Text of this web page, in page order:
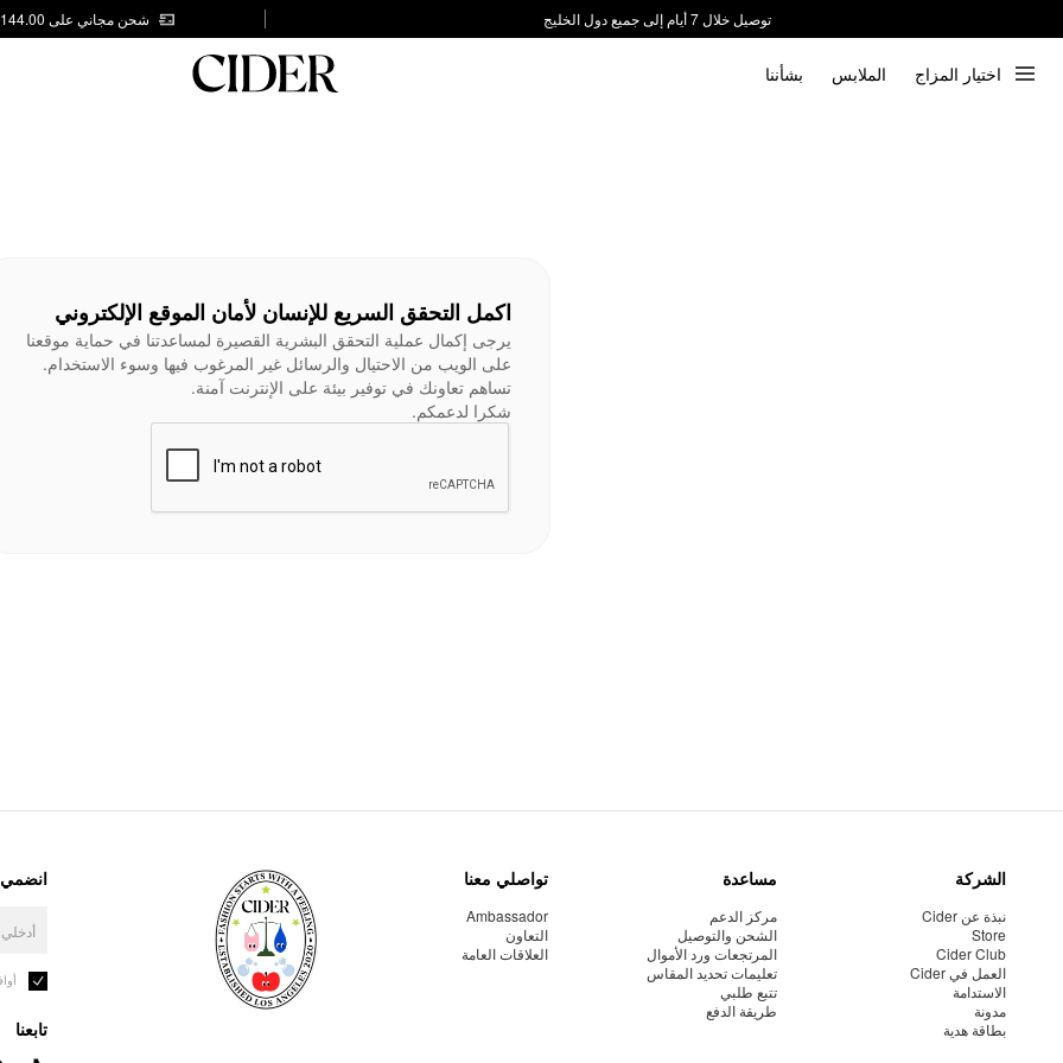
توصيل خلال 7 أيام إلى جميع دول الخليج
شحن مجاني على AED 144.00
اختيار المزاج الملابس بشأننا
اكمل التحقق السريع للإنسان لأمان الموقع الإلكتروني
يرجى إكمال عملية التحقق البشرية القصيرة لمساعدتنا في حماية موقعنا
على الويب من الاحتيال والرسائل غير المرغوب فيها وسوء الاستخدام.
تساهم تعاونك في توفير بيئة على الإنترنت آمنة.
شكرا لدعمكم.
الشركة
نبذة عن Cider
Store
Cider Club
العمل في Cider
الاستدامة
مدونة
بطاقة هدية
مساعدة
مركز الدعم
الشحن والتوصيل
المرتجعات ورد الأموال
تعليمات تحديد المقاس
تتبع طلبي
طريقة الدفع
تواصلي معنا
Ambassador
التعاون
العلاقات العامة
انضمي
تابعنا